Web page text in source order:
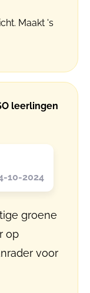
Maakt 's
leerlingen
10-2024
groene
op
voor